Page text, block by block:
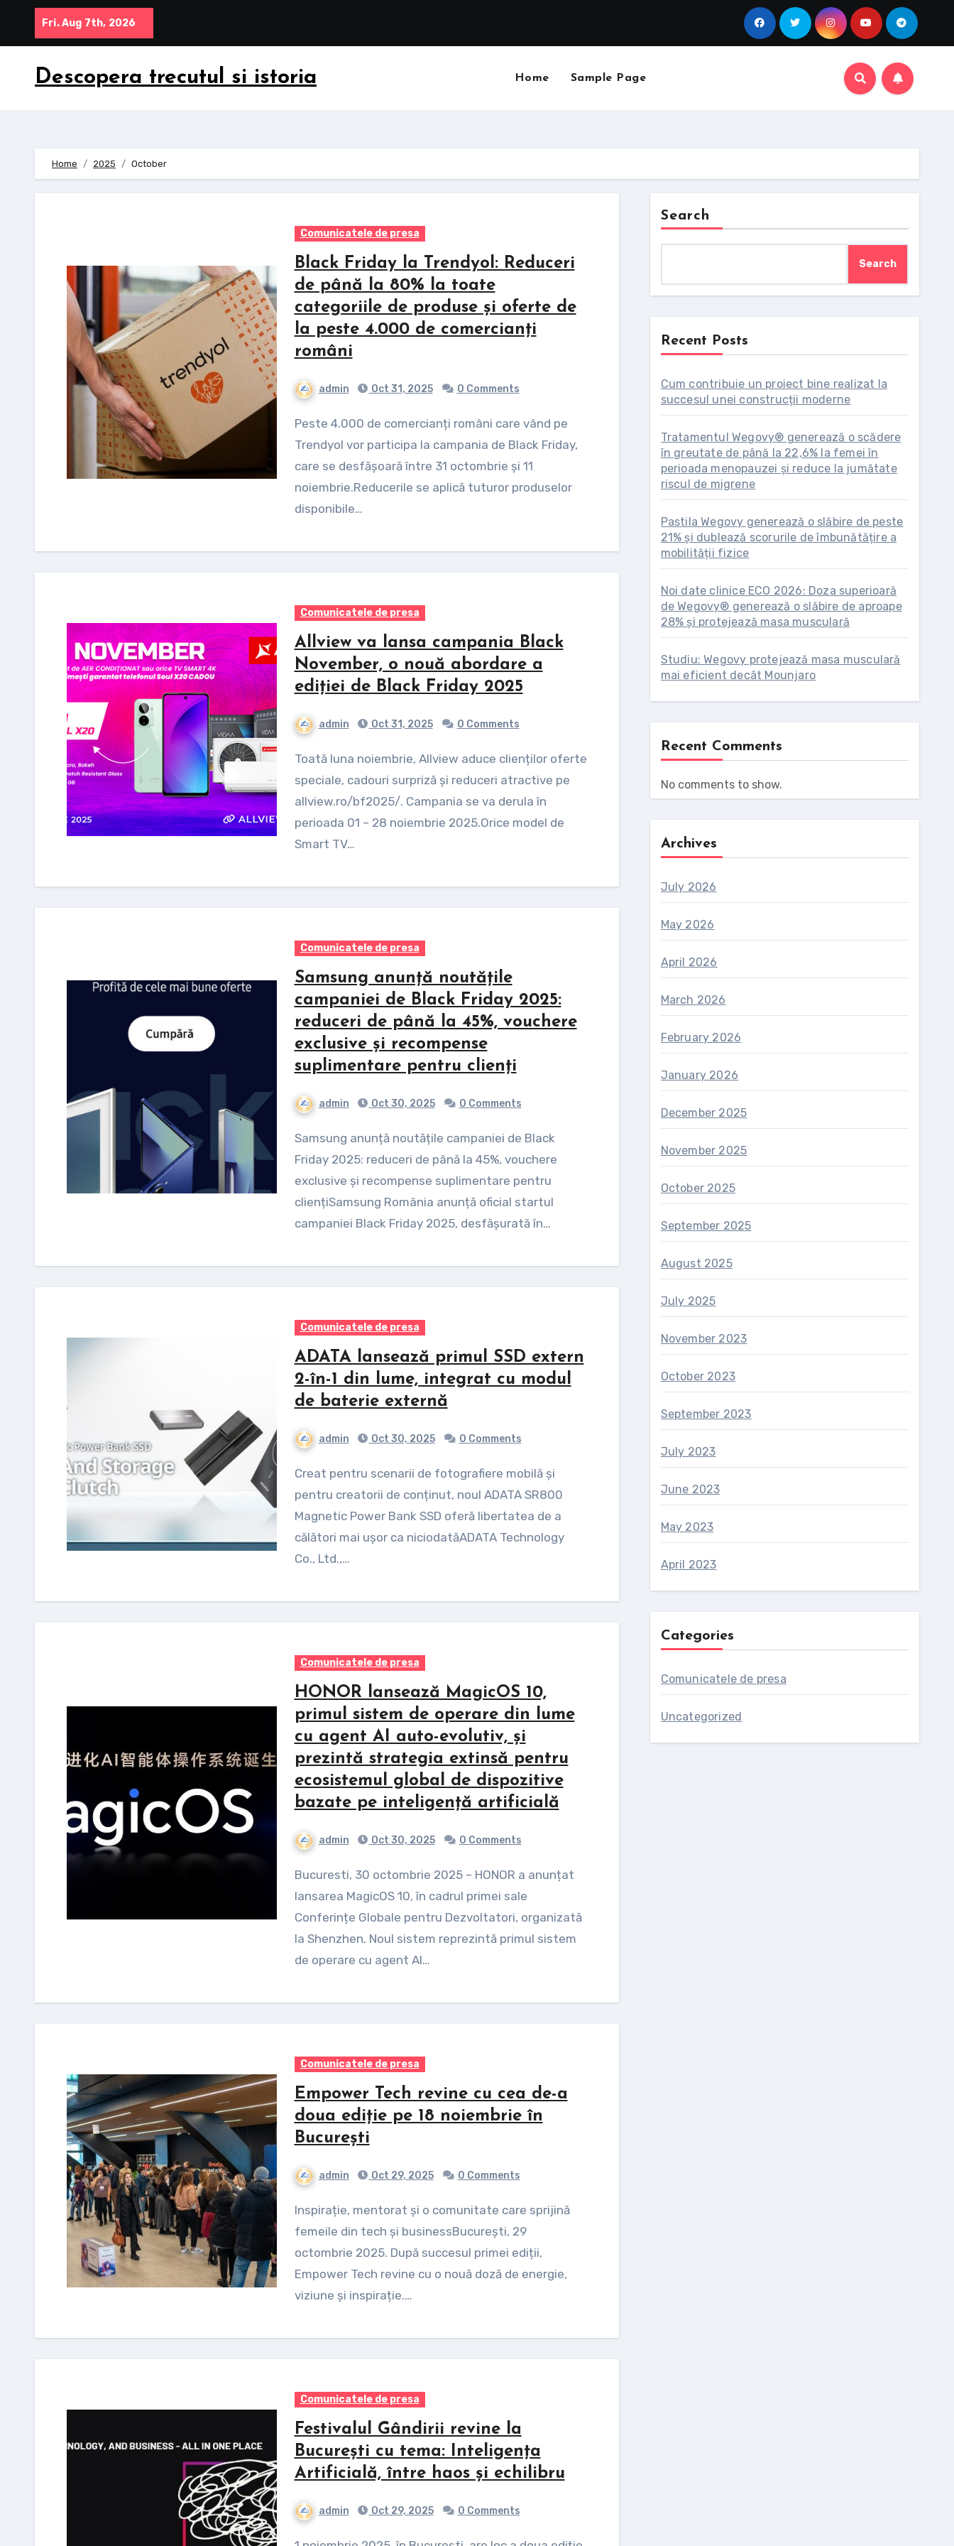
content
Fri. Aug 7th, 2026
Descopera trecutul si istoria Home Sample Page
Home 2025 October
Comunicatele de presa
Black Friday la Trendyol: Reduceri
de până la 80% la toate
categoriile de produse și oferte de
la peste 4.000 de comercianți
români
admin Oct 31, 2025 0 Comments
Peste 4.000 de comercianți români care vând pe
Trendyol vor participa la campania de Black Friday,
care se desfășoară între 31 octombrie și 11
noiembrie.Reducerile se aplică tuturor produselor
disponibile…
Comunicatele de presa
Allview va lansa campania Black
November, o nouă abordare a
ediției de Black Friday 2025
admin Oct 31, 2025 0 Comments
Toată luna noiembrie, Allview aduce clienților oferte
speciale, cadouri surpriză și reduceri atractive pe
allview.ro/bf2025/. Campania se va derula în
perioada 01 – 28 noiembrie 2025.Orice model de
Smart TV…
Comunicatele de presa
Samsung anunță noutățile
campaniei de Black Friday 2025:
reduceri de până la 45%, vouchere
exclusive și recompense
suplimentare pentru clienți
admin Oct 30, 2025 0 Comments
Samsung anunță noutățile campaniei de Black
Friday 2025: reduceri de până la 45%, vouchere
exclusive și recompense suplimentare pentru
cliențiSamsung România anunță oficial startul
campaniei Black Friday 2025, desfășurată în…
Comunicatele de presa
ADATA lansează primul SSD extern
2-în-1 din lume, integrat cu modul
de baterie externă
admin Oct 30, 2025 0 Comments
Creat pentru scenarii de fotografiere mobilă și
pentru creatorii de conținut, noul ADATA SR800
Magnetic Power Bank SSD oferă libertatea de a
călători mai ușor ca niciodatăADATA Technology
Co., Ltd.,…
Comunicatele de presa
HONOR lansează MagicOS 10,
primul sistem de operare din lume
cu agent AI auto-evolutiv, și
prezintă strategia extinsă pentru
ecosistemul global de dispozitive
bazate pe inteligență artificială
admin Oct 30, 2025 0 Comments
Bucuresti, 30 octombrie 2025 – HONOR a anunțat
lansarea MagicOS 10, în cadrul primei sale
Conferințe Globale pentru Dezvoltatori, organizată
la Shenzhen. Noul sistem reprezintă primul sistem
de operare cu agent AI…
Comunicatele de presa
Empower Tech revine cu cea de-a
doua ediție pe 18 noiembrie în
București
admin Oct 29, 2025 0 Comments
Inspirație, mentorat și o comunitate care sprijină
femeile din tech și businessBucurești, 29
octombrie 2025. După succesul primei ediții,
Empower Tech revine cu o nouă doză de energie,
viziune și inspirație.…
Comunicatele de presa
Festivalul Gândirii revine la
București cu tema: Inteligența
Artificială, între haos și echilibru
admin Oct 29, 2025 0 Comments
Search
Search
Recent Posts
Cum contribuie un proiect bine realizat la
succesul unei construcții moderne
Tratamentul Wegovy® generează o scădere
în greutate de până la 22,6% la femei în
perioada menopauzei și reduce la jumătate
riscul de migrene
Pastila Wegovy generează o slăbire de peste
21% și dublează scorurile de îmbunătățire a
mobilității fizice
Noi date clinice ECO 2026: Doza superioară
de Wegovy® generează o slăbire de aproape
28% și protejează masa musculară
Studiu: Wegovy protejează masa musculară
mai eficient decât Mounjaro
Recent Comments
No comments to show.
Archives
July 2026
May 2026
April 2026
March 2026
February 2026
January 2026
December 2025
November 2025
October 2025
September 2025
August 2025
July 2025
November 2023
October 2023
September 2023
July 2023
June 2023
May 2023
April 2023
Categories
Comunicatele de presa
Uncategorized